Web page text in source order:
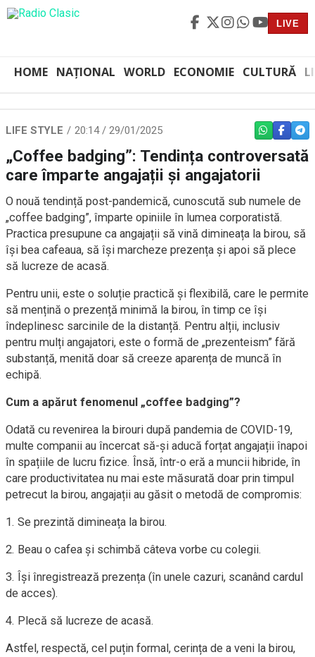
LIVE
HOME NAȚIONAL WORLD ECONOMIE CULTURĂ
LIFE STYLE 20:14 / 29/01/2025 WHATSAPP
„Coffee badging”: Tendința controversată
care împarte angajații și angajatorii
O nouă tendință post-pandemică, cunoscută sub numele de
„coffee badging”, împarte opiniile în lumea corporatistă.
Practica presupune ca angajații să vină dimineața la birou, să
își bea cafeaua, să își marcheze prezența și apoi să plece
să lucreze de acasă.
Pentru unii, este o soluție practică și flexibilă, care le permite
să mențină o prezență minimă la birou, în timp ce își
îndeplinesc sarcinile de la distanță. Pentru alții, inclusiv
pentru mulți angajatori, este o formă de „prezenteism” fără
substanță, menită doar să creeze aparența de muncă în
echipă.
Cum a apărut fenomenul „coffee badging”?
Odată cu revenirea la birouri după pandemia de COVID-19,
multe companii au încercat să-și aducă forțat angajații înapoi
în spațiile de lucru fizice. Însă, într-o eră a muncii hibride, în
care productivitatea nu mai este măsurată doar prin timpul
petrecut la birou, angajații au găsit o metodă de compromis:
1. Se prezintă dimineața la birou.
2. Beau o cafea și schimbă câteva vorbe cu colegii.
3. Își înregistrează prezența (în unele cazuri, scanând cardul
de acces).
4. Plecă să lucreze de acasă.
Astfel, respectă, cel puțin formal, cerința de a veni la birou,